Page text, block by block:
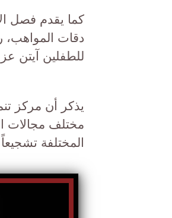
كما يقدم فصل
دقات المواهب،
للطفلين آيتن
يذكر أن مركز
مختلف مجالات
المختلفة